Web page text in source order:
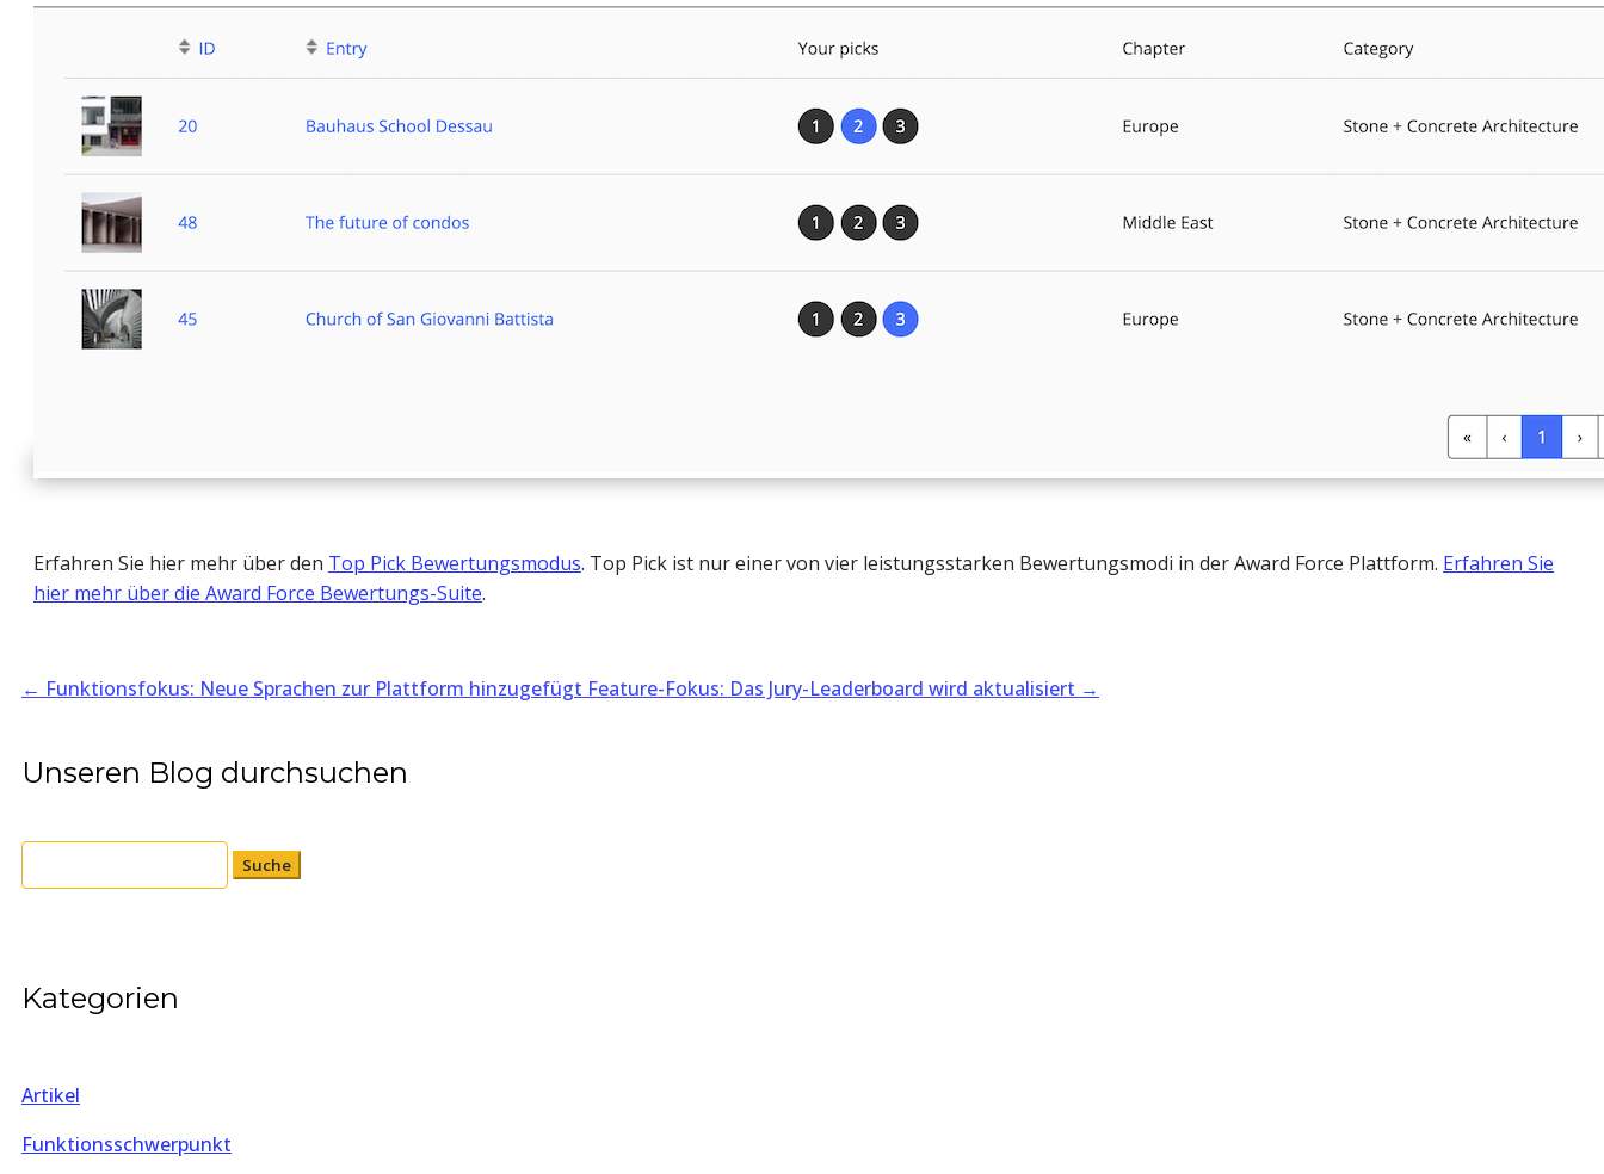
Erfahren Sie hier mehr über den Top Pick Bewertungsmodus. Top Pick ist nur einer von vier leistungsstarken Bewertungsmodi in der Award Force Plattform. Erfahren Sie
hier mehr über die Award Force Bewertungs-Suite.
← Funktionsfokus: Neue Sprachen zur Plattform hinzugefügt Feature-Fokus: Das Jury-Leaderboard wird aktualisiert →
Unseren Blog durchsuchen
Suchen
nach:
Kategorien
Artikel
Funktionsschwerpunkt